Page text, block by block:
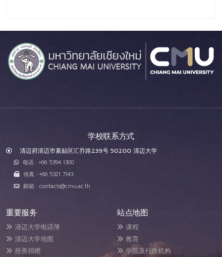
学校联系方式
清迈府清迈市素贴区汇乔路239号 50200 清迈大学
电话 : +66 5394 1300
传真 : +66 5321 7143
邮箱 : contacts@cmu.ac.th
重要服务
清迈大学电话簿
清迈大学地图
慈善捐赠
站点地图
课程
教育
学院及行政机构